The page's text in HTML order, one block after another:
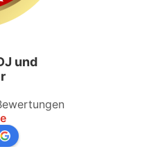
und
e